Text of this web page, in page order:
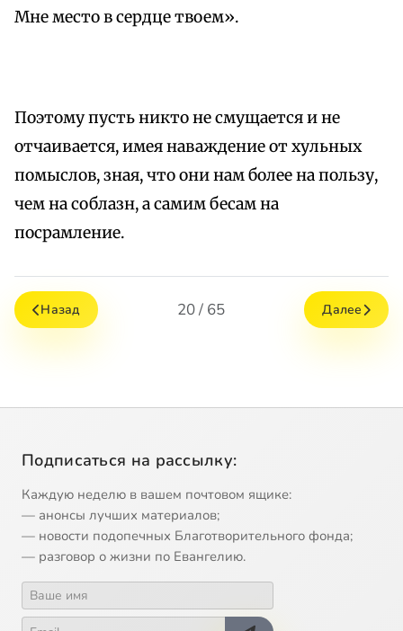
Мне место в сердце твоем».
Поэтому пусть никто не смущается и не
отчаивается, имея наваждение от хульных
помыслов, зная, что они нам более на пользу,
чем на соблазн, а самим бесам на
посрамление.
Назад 20 / 65 Далее
Подписаться на рассылку:
Каждую неделю в вашем почтовом ящике:
— анонсы лучших материалов;
— новости подопечных Благотворительного фонда;
— разговор о жизни по Евангелию.